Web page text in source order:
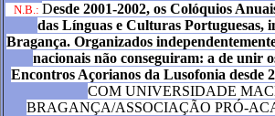
N.B.: Desde 2001-2002, os Colóquios
das Línguas e Culturas Portuguesas,
Bragança. Organizados
nacionais não conseguiram: a de unir
Encontros Açorianos da Lusofonia desde
COM UNIVERSIDADE
BRAGANÇA/ASSOCIAÇÃO PRÓ-